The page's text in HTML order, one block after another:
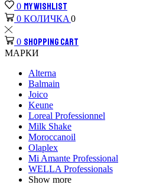
0 MY WISHLIST
0 КОЛИЧКА0
0 SHOPPING CART
МАРКИ
Alterna
Balmain
Joico
Keune
Loreal Рrofessionnel
Milk Shake
Moroccanoil
Olaplex
Mi Amante Professional
WELLA Professionals
Show more